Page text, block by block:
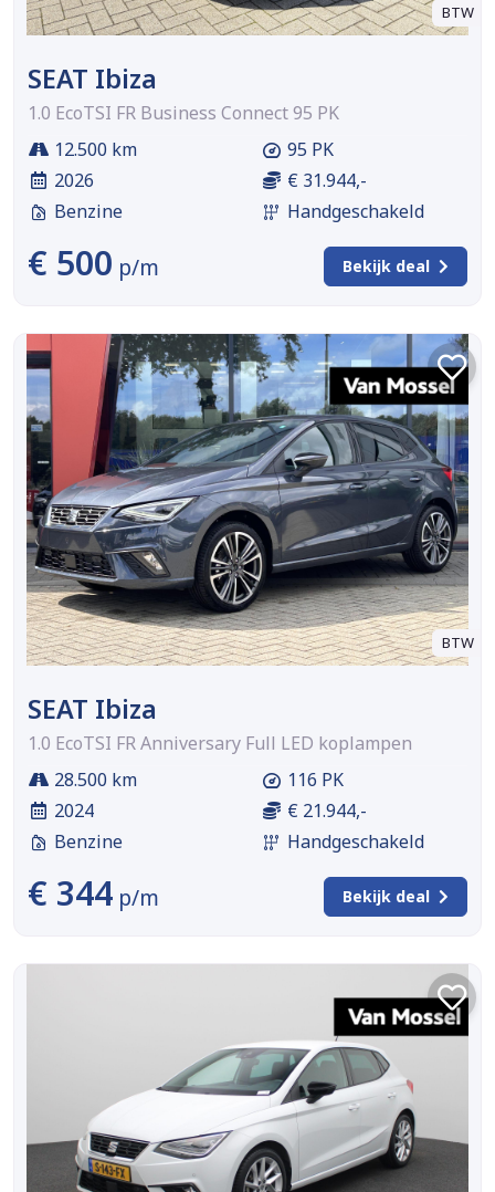
BTW
SEAT Ibiza
1.0 EcoTSI FR Business Connect 95 PK
12.500 km
2026
Benzine
95 PK
€ 31.944,-
Handgeschakeld
€ 500 p/m Bekijk deal
BTW
SEAT Ibiza
1.0 EcoTSI FR Anniversary Full LED koplampen
28.500 km
2024
Benzine
116 PK
€ 21.944,-
Handgeschakeld
€ 344 p/m Bekijk deal